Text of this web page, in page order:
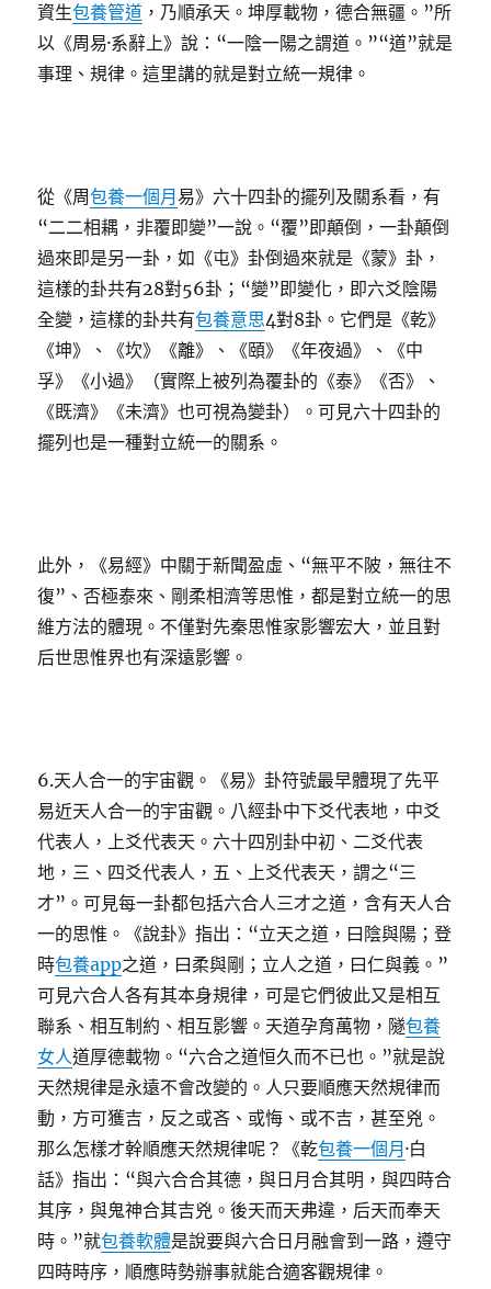
資生包養管道 ，乃順承天。坤厚載物，德合無疆。”所
以《周易·系辭上》說：“一陰一陽之謂道。”“道”就是
事理、規律。這里講的就是對立統一規律。
從《周包養一個月易》六十四卦的擺列及關系看，有
“二二相耦，非覆即變”一說。“覆”即顛倒，一卦顛倒
過來即是另一卦，如《屯》卦倒過來就是《蒙》卦，
這樣的卦共有28對56卦；“變”即變化，即六爻陰陽
全變，這樣的卦共有包養意思4對8卦。它們是《乾》
《坤》、《坎》《離》、《頤》《年夜過》、《中
孚》《小過》（實際上被列為覆卦的《泰》《否》、
《既濟》《未濟》也可視為變卦）。可見六十四卦的
擺列也是一種對立統一的關系。
此外，《易經》中關于新聞盈虛、“無平不陂，無往不
復”、否極泰來、剛柔相濟等思惟，都是對立統一的思
維方法的體現。不僅對先秦思惟家影響宏大，並且對
后世思惟界也有深遠影響。
6.天人合一的宇宙觀。《易》卦符號最早體現了先平
易近天人合一的宇宙觀。八經卦中下爻代表地，中爻
代表人，上爻代表天。六十四別卦中初、二爻代表
地，三、四爻代表人，五、上爻代表天，謂之“三
才”。可見每一卦都包括六合人三才之道，含有天人合
一的思惟。《說卦》指出：“立天之道，曰陰與陽；登
時包養app之道，曰柔與剛；立人之道，曰仁與義。”
可見六合人各有其本身規律，可是它們彼此又是相互
聯系、相互制約、相互影響。天道孕育萬物，隧包養
女人道厚德載物。“六合之道恒久而不已也。”就是說
天然規律是永遠不會改變的。人只要順應天然規律而
動，方可獲吉，反之或吝、或悔、或不吉，甚至兇。
那么怎樣才幹順應天然規律呢？《乾包養一個月·白
話》指出：“與六合合其德，與日月合其明，與四時合
其序，與鬼神合其吉兇。後天而天弗違，后天而奉天
時。”就包養軟體是說要與六合日月融會到一路，遵守
四時時序，順應時勢辦事就能合適客觀規律。